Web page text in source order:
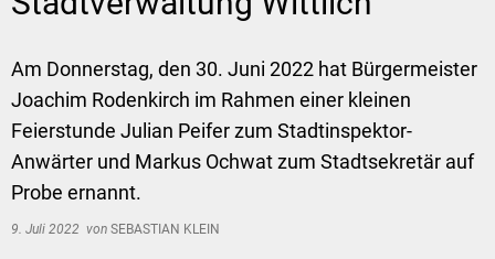
Am Donnerstag, den 30. Juni 2022 hat Bürgermeister
Joachim Rodenkirch im Rahmen einer kleinen
Feierstunde Julian Peifer zum Stadtinspektor-
Anwärter und Markus Ochwat zum Stadtsekretär auf
Probe ernannt.
9. Juli 2022 von SEBASTIAN KLEIN